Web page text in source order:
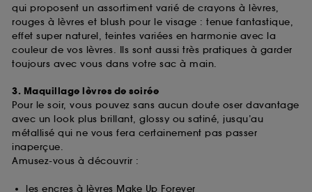
qui proposent un assortiment varié de crayons à lèvres,
rouges à lèvres et blush pour le visage : tenue fantastique,
effet super naturel, teintes variées en harmonie avec la
couleur de vos lèvres. Ils sont aussi très pratiques à garder
toujours avec vous dans votre sac à main.
3. Maquillage lèvres de soirée
Pour le soir, vous pouvez sans aucun doute oser davantage
avec un look plus brillant, glossy ou satiné, jusqu’au
métallisé qui ne vous fera certainement pas passer
inaperçue.
Amusez-vous à découvrir :
les encres à lèvres Make Up Forever